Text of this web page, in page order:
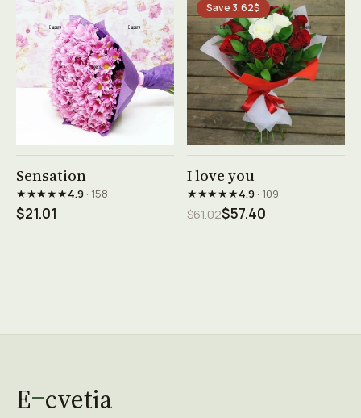
Sensation
★★★★★4.9· 158
$21.01
Save 3.62$
I love you
★★★★★4.9· 109
$61.02$57.40
E cvetia